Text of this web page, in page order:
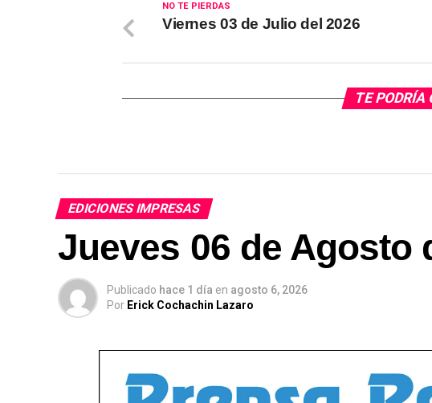
NO TE PIERDAS
Viernes 03 de Julio del 2026
TE PODRÍA
EDICIONES IMPRESAS
Jueves 06 de Agosto
Publicado hace 1 día en agosto 6, 2026
Por Erick Cochachin Lazaro